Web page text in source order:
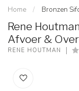
Home / Bronzen
Rene
Afvoer &
RENE HOUTMAN